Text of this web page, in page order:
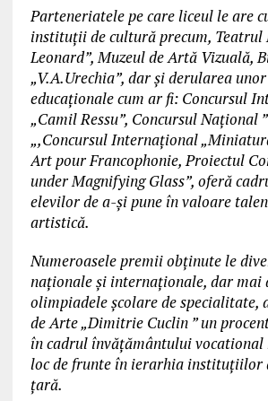
Parteneriatele pe care liceul le are
instituții de cultură precum, Teatrul
Leonard”, Muzeul de Artă Vizuală,
„V.A.Urechia”, dar și derularea
educaționale cum ar fi: Concursul
„Camil Ressu”, Concursul Național
„,Concursul Internațional
Art pour Francophonie, Proiectul
under Magnifying Glass”, oferă
elevilor de a-și pune în valoare
artistică.
Numeroasele premii obținute le
naționale și internaționale, dar mai
olimpiadele școlare de specialitate,
de Arte „Dimitrie Cuclin ” un
în cadrul învățământului vocational
loc de frunte în ierarhia instituțiilor
țară.